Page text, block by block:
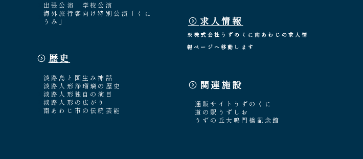
出張公演
学校公演
海外旅行客向け特別公演「くに
うみ」
歴史
淡路島と国生み神話
淡路人形浄瑠璃の歴史
淡路人形独自の演目
淡路人形の広がり
南あわじ市の伝統芸能
求人情報
※株式会社うずのくに南あわじの求人情
報ページへ移動します
関連施設
通販サイトうずのくに
道の駅うずしお
うずの丘大鳴門橋記念館